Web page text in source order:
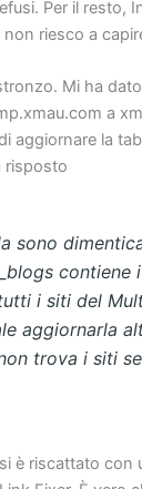
Per il resto,
riesco a
Mi ha
a
aggiornare la
risposto
sono
contiene
i siti del
aggiornarla
trova i siti
è riscattato con